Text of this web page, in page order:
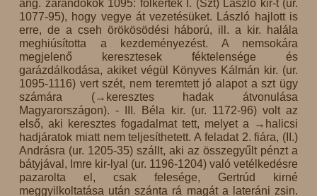
ang. zarándokok 1095: fölkérték I. (Szt) László kir-t (ur.
1077-95), hogy vegye át vezetésüket. László hajlott is
erre, de a cseh örökösödési háború, ill. a kir. halála
meghiúsította a kezdeményezést. A nemsokára
megjelenő keresztesek féktelensége és
garázdálkodása, akiket végül Könyves Kálmán kir. (ur.
1095-1116) vert szét, nem teremtett jó alapot a szt ügy
számára (→keresztes hadak átvonulása
Magyarországon). - III. Béla kir. (ur. 1172-96) volt az
első, aki keresztes fogadalmat tett, melyet a →halicsi
hadjáratok miatt nem teljesíthetett. A feladat 2. fiára, (II.)
Andrásra (ur. 1205-35) szállt, aki az összegyűlt pénzt a
bátyjával, Imre kir-lyal (ur. 1196-1204) való vetélkedésre
pazarolta el, csak felesége, Gertrúd kirné
meggyilkoltatása után szánta rá magát a lateráni zsin.